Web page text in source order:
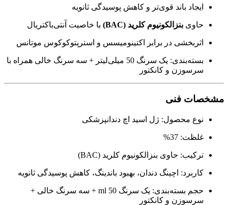
ایجاد باند قوی‌تر و کاهش پوسیدگی ثانویه
حاوی بنزالکونیوم کلرید (BAC) با خاصیت آنتی‌باکتریال
اثربخشی در برابر اکتینومیسس و استرپتوکوکوس موتانس
بسته‌بندی: یک سرنگ 50 میلی‌لیتر + سه سرنگ خالی همراه با
سرسوزن و کانکتور
مشخصات فنی
نوع محصول: ژل اسید اچ دندانپزشکی
غلظت: 37%
ترکیب: حاوی بنزالکونیوم کلرید (BAC)
کاربرد: اچینگ دندان، بهبود باندینگ، کاهش پوسیدگی ثانویه
حجم بسته‌بندی: یک سرنگ 50 ml + سه سرنگ خالی +
سرسوزن و کانکتور